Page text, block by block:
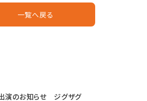
一覧へ戻る
演のお知らせ ジグザグ